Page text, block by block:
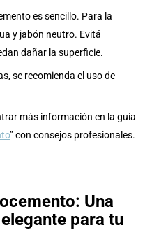
es sencillo. Para la
y jabón neutro. Evitá
dañar la superficie.
se recomienda el uso de
más información en la guía
” con consejos profesionales.
Una
para tu